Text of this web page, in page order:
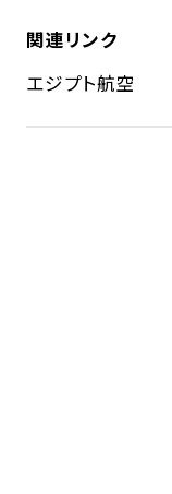
関連リンク
エジプト航空